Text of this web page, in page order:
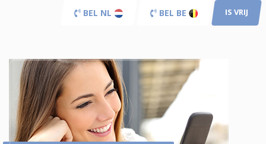
BEL NL BEL BE IS VRIJ